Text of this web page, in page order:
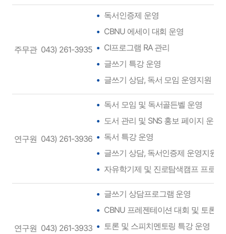
주무관 043) 261-3935
독서인증제 운영
CBNU 에세이 대회 운영
CI프로그램 RA 관리
글쓰기 특강 운영
글쓰기 상담, 독서 모임 운영지원
연구원 043) 261-3936
독서 모임 및 독서골든벨 운영
도서 관리 및 SNS 홍보 페이지 운영
독서 특강 운영
글쓰기 상담, 독서인증제 운영지원
자유학기제 및 진로탐색캠프 프로그
연구원 043) 261-3933
글쓰기 상담프로그램 운영
CBNU 프레젠테이션 대회 및 토론
토론 및 스피치멘토링 특강 운영